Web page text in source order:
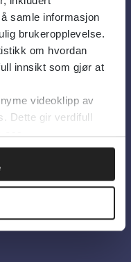
samle informasjon
brukeropplevelse.
om hvordan
innsikt som gjør at
videoklipp av
Dette gir verdifull
oss.